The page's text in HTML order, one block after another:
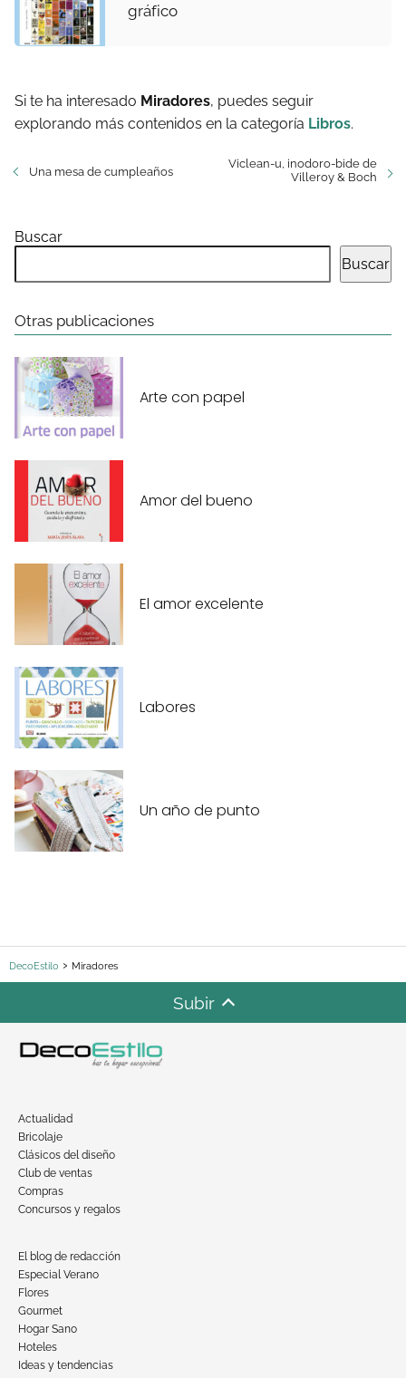
gráfico
Si te ha interesado Miradores, puedes seguir
explorando más contenidos en la categoría Libros.
Una mesa de cumpleaños
Viclean-u, inodoro-bide de
Villeroy & Boch
Buscar
Buscar
Otras publicaciones
Arte con papel
Amor del bueno
El amor excelente
Labores
Un año de punto
DecoEstilo Miradores
Subir
Actualidad
Bricolaje
Clásicos del diseño
Club de ventas
Compras
Concursos y regalos
El blog de redacción
Especial Verano
Flores
Gourmet
Hogar Sano
Hoteles
Ideas y tendencias